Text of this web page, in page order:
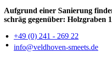
Aufgrund einer Sanierung
schräg gegenüber: Holzgraben
+49 (0) 241 - 269 22
info@veldhoven-smeets.de